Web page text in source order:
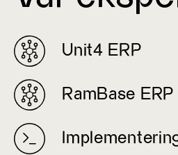
Unit4 ERP
RamBase ERP